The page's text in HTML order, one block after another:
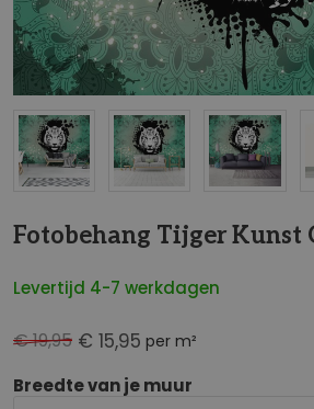
Fotobehang Tijger Kunst
Levertijd 4-7 werkdagen
€ 15,95 per m²
€ 19,95
Breedte van je muur